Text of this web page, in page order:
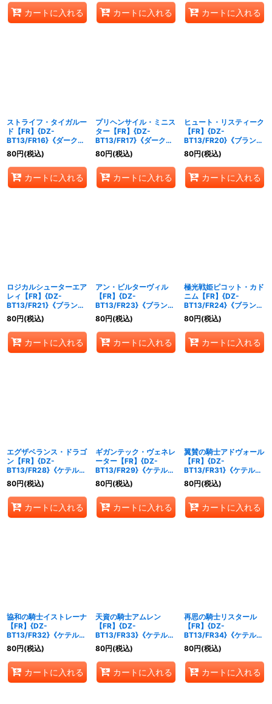
カートに入れる カートに入れる カートに入れる
ストライフ・タイガルー
ド【FR】{DZ-
BT13/FR16}《ダークス
テイツ》
80円(税込)
カートに入れる
プリヘンサイル・ミニス
ター【FR】{DZ-
BT13/FR17}《ダークス
テイツ》
80円(税込)
カートに入れる
ヒュート・リスティーク
【FR】{DZ-
BT13/FR20}《ブラント
ゲート》
80円(税込)
カートに入れる
ロジカルシューターエア
レィ【FR】{DZ-
BT13/FR21}《ブラント
ゲート》
80円(税込)
カートに入れる
アン・ビルターヴィル
【FR】{DZ-
BT13/FR23}《ブラント
ゲート》
80円(税込)
カートに入れる
極光戦姫ピコット・カド
ニム【FR】{DZ-
BT13/FR24}《ブラント
ゲート》
80円(税込)
カートに入れる
エグザベランス・ドラゴ
ン【FR】{DZ-
BT13/FR28}《ケテルサ
ンクチュアリ》
80円(税込)
カートに入れる
ギガンテック・ヴェネレ
ーター【FR】{DZ-
BT13/FR29}《ケテルサ
ンクチュアリ》
80円(税込)
カートに入れる
翼賛の騎士アドヴォール
【FR】{DZ-
BT13/FR31}《ケテルサ
ンクチュアリ》
80円(税込)
カートに入れる
協和の騎士イストレーナ
【FR】{DZ-
BT13/FR32}《ケテルサ
ンクチュアリ》
80円(税込)
カートに入れる
天資の騎士アムレン
【FR】{DZ-
BT13/FR33}《ケテルサ
ンクチュアリ》
80円(税込)
カートに入れる
再思の騎士リスタール
【FR】{DZ-
BT13/FR34}《ケテルサ
ンクチュアリ》
80円(税込)
カートに入れる